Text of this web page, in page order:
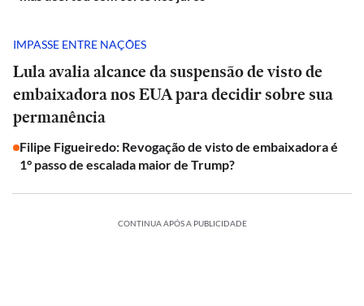
IMPASSE ENTRE NAÇÕES
Lula avalia alcance da suspensão de visto de
embaixadora nos EUA para decidir sobre sua
permanência
Filipe Figueiredo: Revogação de visto de embaixadora é
1° passo de escalada maior de Trump?
CONTINUA APÓS A PUBLICIDADE